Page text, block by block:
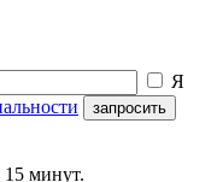
Я
минут.